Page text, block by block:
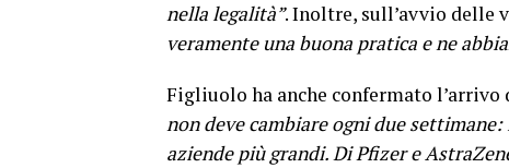
nella legalità”. Inoltre, sull’avvio delle
veramente una buona pratica e ne
Figliuolo ha anche confermato l’arrivo
non deve cambiare ogni due
aziende più grandi. Di Pfizer e